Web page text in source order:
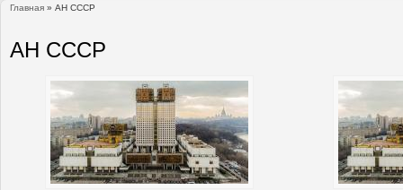
Главная » АН СССР
АН СССР